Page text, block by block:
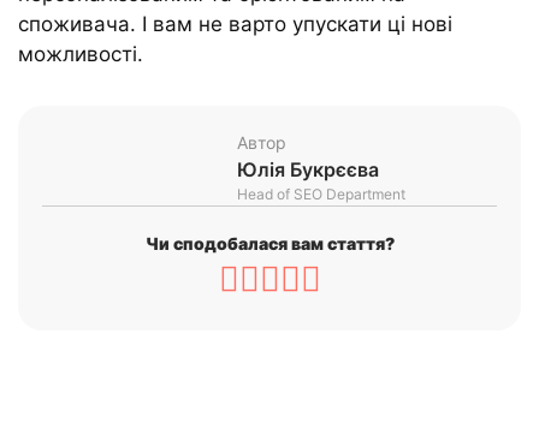
споживача. І вам не варто упускати ці нові
можливості.
Автор
Юлія Букрєєва
Head of SEO Department
Чи сподобалася вам стаття?